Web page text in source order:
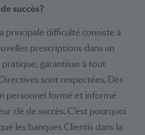
succès?
principale difficulté consiste à
prescriptions dans un
pratique, garantisse à tout
sont respectées. Dès
personnel formé et informé
clé de succès. C’est pourquoi
les banques Clientis dans la